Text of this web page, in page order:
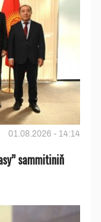
01.08.2026 - 14:14
sammitiniň